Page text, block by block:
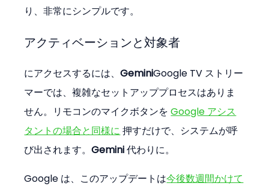
り、非常にシンプルです。
アクティベーションと対象者
にアクセスするには、GeminiGoogle TV ストリー
マーでは、複雑なセットアッププロセスはありま
せん。リモコンのマイクボタンを Google アシス
タントの場合と同様に 押すだけで、システムが呼
び出されます。Gemini 代わりに。
Google は、このアップデートは今後数週間かけて